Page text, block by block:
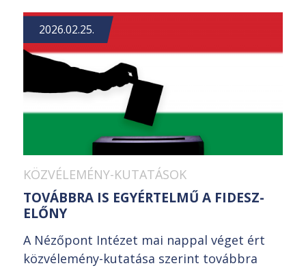
2026.02.25.
KÖZVÉLEMÉNY-KUTATÁSOK
TOVÁBBRA IS EGYÉRTELMŰ A FIDESZ-
ELŐNY
A Nézőpont Intézet mai nappal véget ért
közvélemény-kutatása szerint továbbra